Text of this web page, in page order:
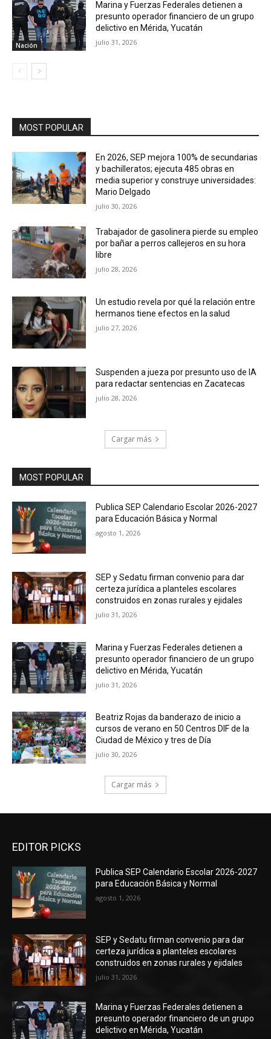
Nación
Marina y Fuerzas Federales detienen a
presunto operador financiero de un grupo
delictivo en Mérida, Yucatán
julio 31, 2026
MOST POPULAR
En 2026, SEP mejora 100% de secundarias
y bachilleratos; ejecuta 485 obras en
media superior y construye universidades:
Mario Delgado
julio 30, 2026
Trabajador de gasolinera pierde su empleo
por bañar a perros callejeros en su hora
libre
julio 28, 2026
Un estudio revela por qué la relación entre
hermanos tiene efectos en la salud
julio 27, 2026
Suspenden a jueza por presunto uso de IA
para redactar sentencias en Zacatecas
julio 28, 2026
Cargar más
MOST POPULAR
Publica SEP Calendario Escolar 2026-2027
para Educación Básica y Normal
agosto 1, 2026
SEP y Sedatu firman convenio para dar
certeza jurídica a planteles escolares
construidos en zonas rurales y ejidales
julio 31, 2026
Marina y Fuerzas Federales detienen a
presunto operador financiero de un grupo
delictivo en Mérida, Yucatán
julio 31, 2026
Beatriz Rojas da banderazo de inicio a
cursos de verano en 50 Centros DIF de la
Ciudad de México y tres de Día
julio 30, 2026
Cargar más
EDITOR PICKS
Publica SEP Calendario Escolar 2026-2027
para Educación Básica y Normal
agosto 1, 2026
SEP y Sedatu firman convenio para dar
certeza jurídica a planteles escolares
construidos en zonas rurales y ejidales
julio 31, 2026
Marina y Fuerzas Federales detienen a
presunto operador financiero de un grupo
delictivo en Mérida, Yucatán